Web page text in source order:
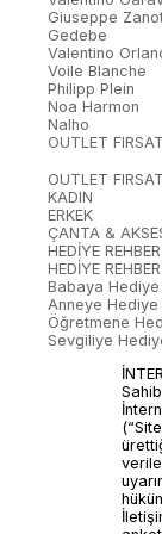
Giuseppe
Gedebe
Valentino
Voile Blanche
Philipp Plein
Noa Harmon
Nalho
OUTLET
OUTLET
KADIN
ERKEK
ÇANTA &
HEDİYE
HEDİYE
Babaya Hediye
Anneye Hediye
Öğretmene
Sevgiliye
İNTERNET SİTESİ GİZLİLİK VE ÇEREZ POLİTİKASI TANCA MAĞAZACILIK A.Ş (“Şirket”) tarafından işletilen işlettiği www.kemaltancaonline.com internet sitesini ziyaret edenlerin (“Veri Sahibi”) gizliliğini korumak Şirketimizin önde gelen ilkelerindendir. İnternet Sitesi